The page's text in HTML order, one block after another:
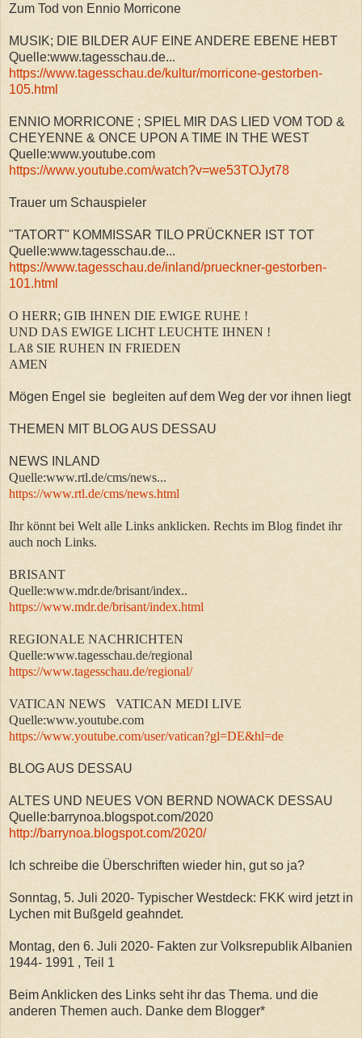
Zum Tod von Ennio Morricone
MUSIK; DIE BILDER AUF EINE ANDERE EBENE HEBT
Quelle:www.tagesschau.de...
https://www.tagesschau.de/kultur/morricone-gestorben-
105.html
ENNIO MORRICONE ; SPIEL MIR DAS LIED VOM TOD &
CHEYENNE & ONCE UPON A TIME IN THE WEST
Quelle:www.youtube.com
https://www.youtube.com/watch?v=we53TOJyt78
Trauer um Schauspieler
"TATORT" KOMMISSAR TILO PRÜCKNER IST TOT
Quelle:www.tagesschau.de...
https://www.tagesschau.de/inland/prueckner-gestorben-
101.html
O HERR; GIB IHNEN DIE EWIGE RUHE !
UND DAS EWIGE LICHT LEUCHTE IHNEN !
LAß SIE RUHEN IN FRIEDEN
AMEN
Mögen Engel sie begleiten auf dem Weg der vor ihnen liegt
THEMEN MIT BLOG AUS DESSAU
NEWS INLAND
Quelle:www.rtl.de/cms/news...
https://www.rtl.de/cms/news.html
Ihr könnt bei Welt alle Links anklicken. Rechts im Blog findet ihr
auch noch Links.
BRISANT
Quelle:www.mdr.de/brisant/index..
https://www.mdr.de/brisant/index.html
REGIONALE NACHRICHTEN
Quelle:www.tagesschau.de/regional
https://www.tagesschau.de/regional/
VATICAN NEWS VATICAN MEDI LIVE
Quelle:www.youtube.com
https://www.youtube.com/user/vatican?gl=DE&hl=de
BLOG AUS DESSAU
ALTES UND NEUES VON BERND NOWACK DESSAU
Quelle:barrynoa.blogspot.com/2020
http://barrynoa.blogspot.com/2020/
Ich schreibe die Überschriften wieder hin, gut so ja?
Sonntag, 5. Juli 2020- Typischer Westdeck: FKK wird jetzt in
Lychen mit Bußgeld geahndet.
Montag, den 6. Juli 2020- Fakten zur Volksrepublik Albanien
1944- 1991 , Teil 1
Beim Anklicken des Links seht ihr das Thema. und die
anderen Themen auch. Danke dem Blogger*